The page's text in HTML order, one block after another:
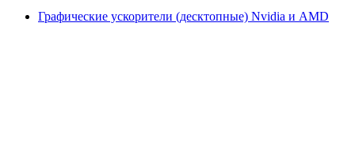
Графические ускорители (десктопные) Nvidia и AMD